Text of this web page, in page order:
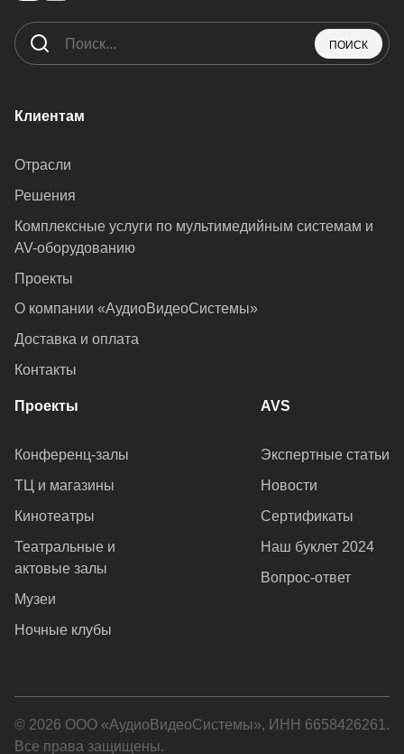
ПОИСК
Клиентам
Отрасли
Решения
Комплексные услуги по мультимедийным системам и
AV-оборудованию
Проекты
О компании «АудиоВидеоСистемы»
Доставка и оплата
Контакты
Проекты
Конференц-залы
ТЦ и магазины
Кинотеатры
Театральные и
актовые залы
Музеи
Ночные клубы
AVS
Экспертные статьи
Новости
Сертификаты
Наш буклет 2024
Вопрос-ответ
© 2026 ООО «АудиоВидеоСистемы», ИНН 6658426261.
Все права защищены.